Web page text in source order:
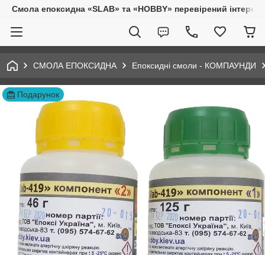
Смола епоксидна «SLAB» та «HOBBY» перевірений
СМОЛА ЕПОКСИДНА Епоксидні смоли - КОМПАУНДИ
Подарунок